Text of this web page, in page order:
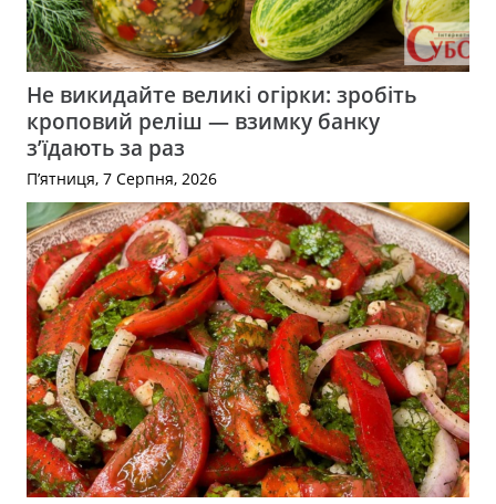
Не викидайте великі огірки: зробіть
кроповий реліш — взимку банку
з’їдають за раз
П’ятниця, 7 Серпня, 2026